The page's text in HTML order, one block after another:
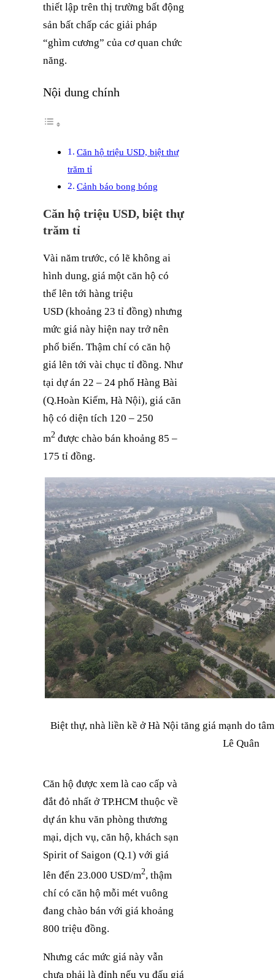
thiết lập trên thị trường bất động
sản bất chấp các giải pháp
“ghìm cương” của cơ quan chức
năng.
Nội dung chính
Căn hộ triệu USD, biệt thự
trăm tỉ
Cảnh báo bong bóng
Căn hộ triệu USD, biệt thự
trăm tỉ
Vài năm trước, có lẽ không ai
hình dung, giá một căn hộ có
thể lên tới hàng triệu
USD (khoảng 23 tỉ đồng) nhưng
mức giá này hiện nay trở nên
phổ biến. Thậm chí có căn hộ
giá lên tới vài chục tỉ đồng. Như
tại dự án 22 – 24 phố Hàng Bài
(Q.Hoàn Kiếm, Hà Nội), giá căn
hộ có diện tích 120 – 250
m2 được chào bán khoảng 85 –
175 tỉ đồng.
Biệt thự, nhà liền kề ở Hà Nội tăng giá mạnh do
Lê Quân
Căn hộ được xem là cao cấp và
đắt đỏ nhất ở TP.HCM thuộc về
dự án khu văn phòng thương
mại, dịch vụ, căn hộ, khách sạn
Spirit of Saigon (Q.1) với giá
lên đến 23.000 USD/m2, thậm
chí có căn hộ mỗi mét vuông
đang chào bán với giá khoảng
800 triệu đồng.
Nhưng các mức giá này vẫn
chưa phải là đỉnh nếu vụ đấu giá